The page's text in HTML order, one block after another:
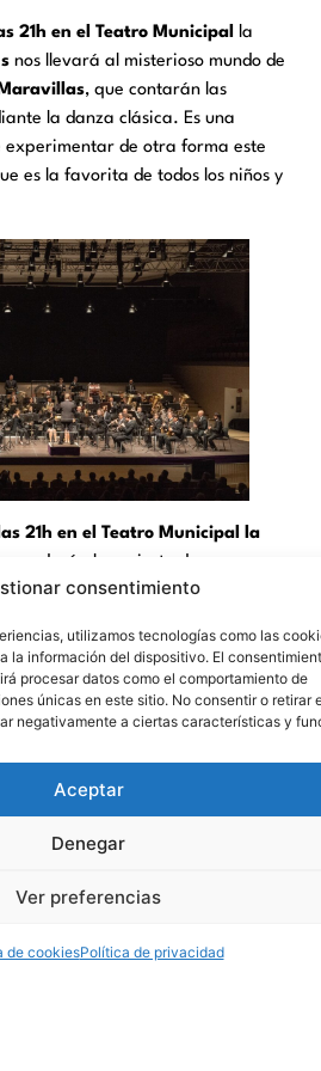
consentimiento
utilizamos tecnologías como las
la información del dispositivo. El
procesar datos como el comportamiento de
únicas en este sitio. No consentir o retirar
negativamente a ciertas características y
Aceptar
Denegar
Ver preferencias
de cookiesPolítica de privacidad
21h en el Teatro Municipal
la
nos llevará al misterioso mundo de
, que contarán las
la danza clásica. Es una
experimentar de otra forma este
es la favorita de todos los niños y
21h en el Teatro Municipal la
dará el concierto de verano
dirigido por Carlos Ramón Pérez,
el amor y la pasión que nos lleva
países, que nos transporta a
escucharemos el ritmo de las
del folclore latino como el tango,
o el danzón
de la música latina como el